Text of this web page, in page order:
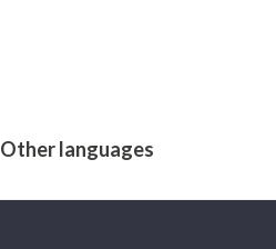
Other languages